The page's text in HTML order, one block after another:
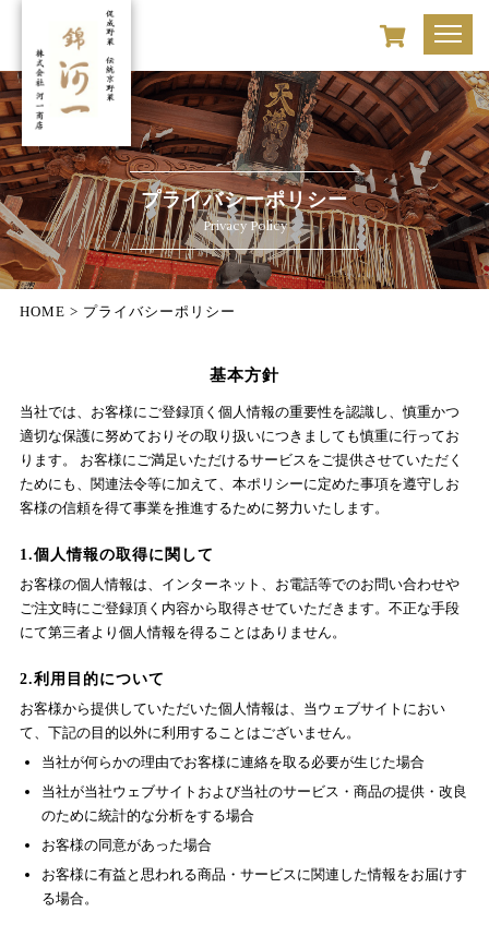
プライバシーポリシー
Privacy Policy
HOME > プライバシーポリシー
基本方針
当社では、お客様にご登録頂く個人情報の重要性を認識し、慎重かつ
適切な保護に努めておりその取り扱いにつきましても慎重に行ってお
ります。 お客様にご満足いただけるサービスをご提供させていただく
ためにも、関連法令等に加えて、本ポリシーに定めた事項を遵守しお
客様の信頼を得て事業を推進するために努力いたします。
1.個人情報の取得に関して
お客様の個人情報は、インターネット、お電話等でのお問い合わせや
ご注文時にご登録頂く内容から取得させていただきます。不正な手段
にて第三者より個人情報を得ることはありません。
2.利用目的について
お客様から提供していただいた個人情報は、当ウェブサイトにおい
て、下記の目的以外に利用することはございません。
当社が何らかの理由でお客様に連絡を取る必要が生じた場合
当社が当社ウェブサイトおよび当社のサービス・商品の提供・改良
のために統計的な分析をする場合
お客様の同意があった場合
お客様に有益と思われる商品・サービスに関連した情報をお届けす
る場合。